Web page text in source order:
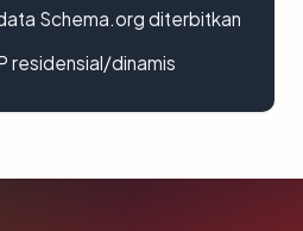
Schema.org diterbitkan
residensial/dinamis